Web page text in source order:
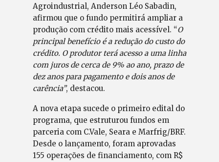
Agroindustrial, Anderson Léo Sabadin,
afirmou que o fundo permitirá ampliar a
produção com crédito mais acessível. “O
principal benefício é a redução do custo do
crédito. O produtor terá acesso a uma linha
com juros de cerca de 9% ao ano, prazo de
dez anos para pagamento e dois anos de
carência”, destacou.
A nova etapa sucede o primeiro edital do
programa, que estruturou fundos em
parceria com C.Vale, Seara e Marfrig/BRF.
Desde o lançamento, foram aprovadas
155 operações de financiamento, com R$